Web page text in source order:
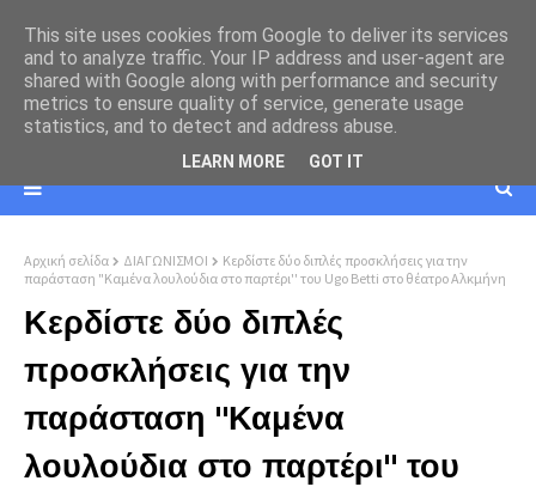
Αρχική σελίδα ΔΙΑΓΩΝΙΣΜΟΙ
Κερδίστε δύο διπλές προσκλήσεις για την
παράσταση "Καμένα λουλούδια στο παρτέρι'' του Ugo Betti στο θέατρο Αλκμήνη
Κερδίστε δύο διπλές
προσκλήσεις για την
παράσταση "Καμένα
λουλούδια στο παρτέρι'' του
This site uses cookies from Google to deliver its services
and to analyze traffic. Your IP address and user-agent are
shared with Google along with performance and security
metrics to ensure quality of service, generate usage
statistics, and to detect and address abuse.
LEARN MORE GOT IT